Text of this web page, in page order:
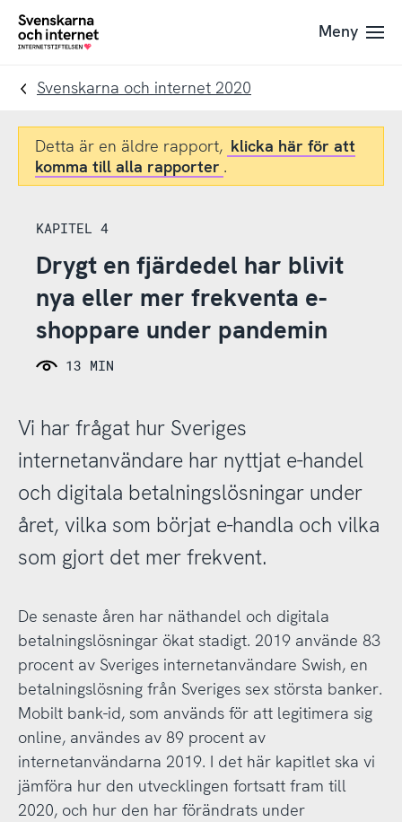
Till
navigation
Till
innehåll
To
Meny
Svenskarna och internet 2020
Detta är en äldre rapport, klicka här för att
komma till alla rapporter .
KAPITEL 4
Drygt en fjärdedel har blivit
nya eller mer frekventa e-
shoppare under pandemin
13 MIN
Vi har frågat hur Sveriges
internetanvändare har nyttjat e-handel
och digitala betalningslösningar under
året, vilka som börjat e-handla och vilka
som gjort det mer frekvent.
De senaste åren har näthandel och digitala
betalningslösningar ökat stadigt. 2019 använde 83
procent av Sveriges internetanvändare Swish, en
betalningslösning från Sveriges sex största banker.
Mobilt bank-id, som används för att legitimera sig
online, användes av 89 procent av
internetanvändarna 2019. I det här kapitlet ska vi
jämföra hur den utvecklingen fortsatt fram till
2020, och hur den har förändrats under